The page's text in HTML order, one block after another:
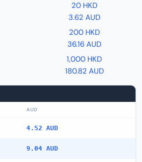
20 HKD
3.62 AUD
200 HKD
36.16 AUD
1,000 HKD
180.82 AUD
AUD
4.52 AUD
9.04 AUD